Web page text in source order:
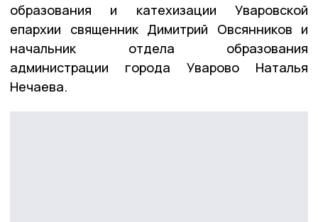
образования и катехизации Уваровской
епархии священник Димитрий Овсянников и
начальник отдела образования
администрации города Уварово Наталья
Нечаева.